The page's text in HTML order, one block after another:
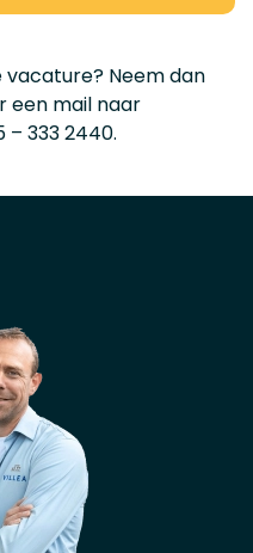
Neem dan
een mail naar
333 2440.